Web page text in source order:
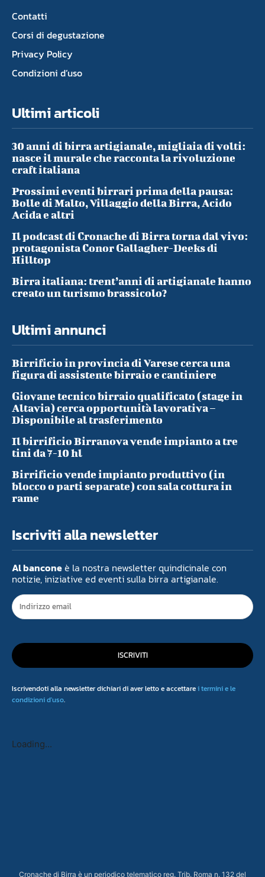
Contatti
Corsi di degustazione
Privacy Policy
Condizioni d’uso
Ultimi articoli
30 anni di birra artigianale, migliaia di volti:
nasce il murale che racconta la rivoluzione
craft italiana
Prossimi eventi birrari prima della pausa:
Bolle di Malto, Villaggio della Birra, Acido
Acida e altri
Il podcast di Cronache di Birra torna dal vivo:
protagonista Conor Gallagher-Deeks di
Hilltop
Birra italiana: trent’anni di artigianale hanno
creato un turismo brassicolo?
Ultimi annunci
Birrificio in provincia di Varese cerca una
figura di assistente birraio e cantiniere
Giovane tecnico birraio qualificato (stage in
Altavia) cerca opportunità lavorativa –
Disponibile al trasferimento
Il birrificio Birranova vende impianto a tre
tini da 7-10 hl
Birrificio vende impianto produttivo (in
blocco o parti separate) con sala cottura in
rame
Iscriviti alla newsletter
Al banconeè la nostra newsletter quindicinale con
notizie, iniziative ed eventi sulla birra artigianale.
ISCRIVITI
Iscrivendoti alla newsletter dichiari di aver letto e accettarei termini e le
condizioni d'uso.
Loading...
Cronache di Birra è un periodico telematico reg. Trib. Roma n. 132 del